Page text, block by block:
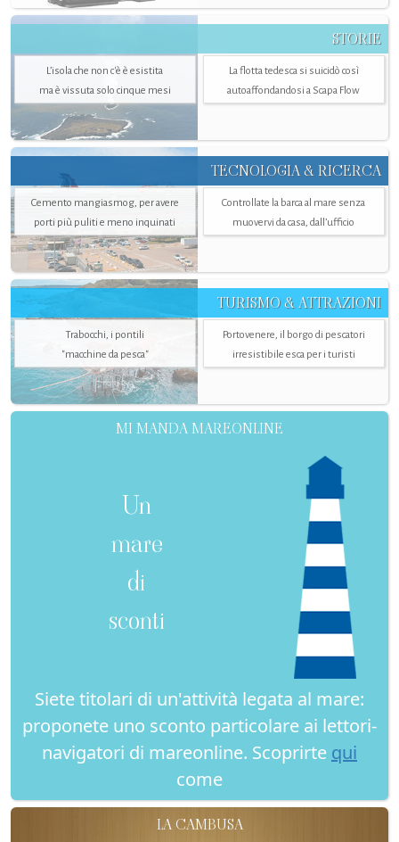
STORIE
L’isola che non c'è è esistita
ma è vissuta solo cinque mesi
La flotta tedesca si suicidò così
autoaffondandosi a Scapa Flow
TECNOLOGIA & RICERCA
Cemento mangiasmog, per avere
porti più puliti e meno inquinati
Controllate la barca al mare senza
muovervi da casa, dall’ufficio
TURISMO & ATTRAZIONI
Trabocchi, i pontili
"macchine da pesca"
Portovenere, il borgo di pescatori
irresistibile esca per i turisti
MI MANDA MAREONLINE
Un
mare
di
sconti
Siete titolari di un'attività legata al mare:
proponete uno sconto particolare ai lettori-
navigatori di mareonline. Scoprirte qui
come
LA CAMBUSA